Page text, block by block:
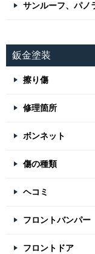
サンルーフ、パノ
鈑金塗装
擦り傷
修理箇所
ボンネット
傷の種類
ヘコミ
フロントバンパー
フロントドア